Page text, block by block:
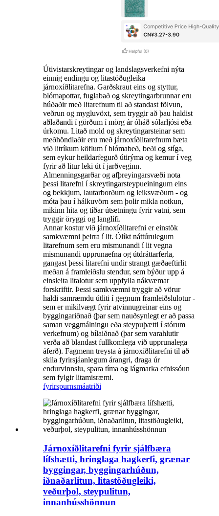
Útivistarskreytingar og landslagsverkefni nýta
einnig endingu og litastöðugleika
járnoxíðlitarefna. Garðskraut eins og styttur,
blómapottar, fuglabað og skreytingarbrunnar eru
húðaðir með litarefnum til að standast fölvun,
veðrun og mygluvöxt, sem tryggir að þau haldist
aðlaðandi í görðum í mörg ár óháð sólarljósi eða
úrkomu. Litað mold og skreytingarsteinar sem
meðhöndlaðir eru með járnoxíðlitarefnum bæta
við litríkum köflum í blómabeð, beði og stíga,
sem eykur heildarfegurð útirýma og kemur í veg
fyrir að litur leki út í jarðveginn.
Almenningsgarðar og afþreyingarsvæði nota
þessi litarefni í skreytingarsteypueiningum eins
og bekkjum, lautarborðum og leiksvæðum - og
móta þau í hálkuvörn sem þolir mikla notkun,
mikinn hita og tíðar útsetningu fyrir vatni, sem
tryggir öryggi og langlífi.
Annar kostur við járnoxíðlitarefni er einstök
samkvæmni þeirra í lit. Ólíkt náttúrulegum
litarefnum sem eru mismunandi í lit vegna
mismunandi upprunaefna og útdráttarferla,
gangast þessi litarefni undir strangt gæðaeftirlit
meðan á framleiðslu stendur, sem býður upp á
einsleita litalotur sem uppfylla nákvæmar
forskriftir. Þessi samkvæmni tryggir að vörur
haldi samræmdu útliti í gegnum framleiðslulotur -
sem er mikilvægt fyrir atvinnugreinar eins og
byggingariðnað (þar sem nauðsynlegt er að passa
saman veggmálningu eða steypuþætti í stórum
verkefnum) og bílaiðnað (þar sem varahlutir
verða að blandast fullkomlega við upprunalega
áferð). Fagmenn treysta á járnoxíðlitarefni til að
skila fyrirsjáanlegum árangri, draga úr
endurvinnslu, spara tíma og lágmarka efnissóun
sem fylgir litamisræmi.
fyrirspurnsmáatriði
Járnoxíðlitarefni fyrir sjálfbæra
lífshætti, hringlaga hagkerfi, grænar
byggingar, byggingarhúðun,
iðnaðarlitun, litastöðugleiki,
veðurþol, steypulitun,
innanhússhönnun